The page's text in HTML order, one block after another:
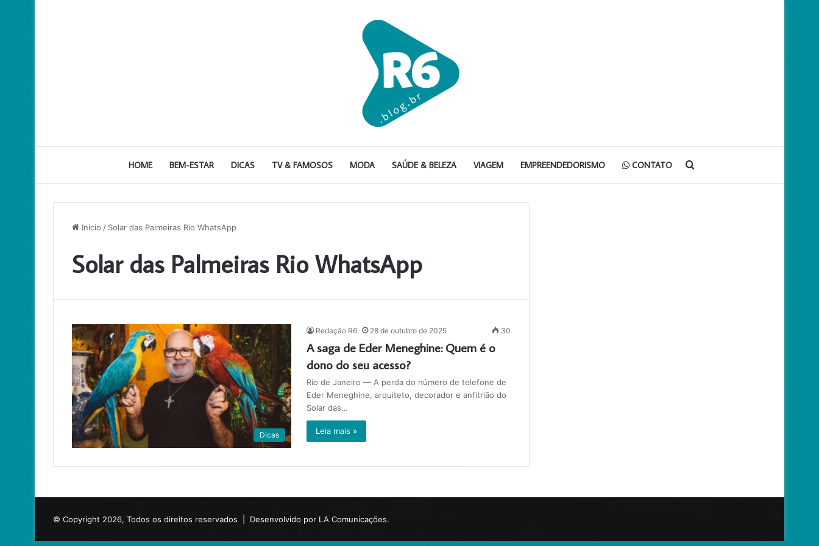
HOME BEM-ESTAR DICAS TV & FAMOSOS MODA SAÚDE & BELEZA VIAGEM EMPREENDEDORISMO CONTATO Procurar
Início / Solar das Palmeiras Rio WhatsApp
Solar das Palmeiras Rio WhatsApp
Dicas
Redação R6 28 de outubro de 2025 30
A saga de Eder Meneghine: Quem é o
dono do seu acesso?
Rio de Janeiro — A perda do número de telefone de
Eder Meneghine, arquiteto, decorador e anfitrião do
Solar das…
Leia mais »
© Copyright 2026, Todos os direitos reservados | Desenvolvido por LA Comunicações.